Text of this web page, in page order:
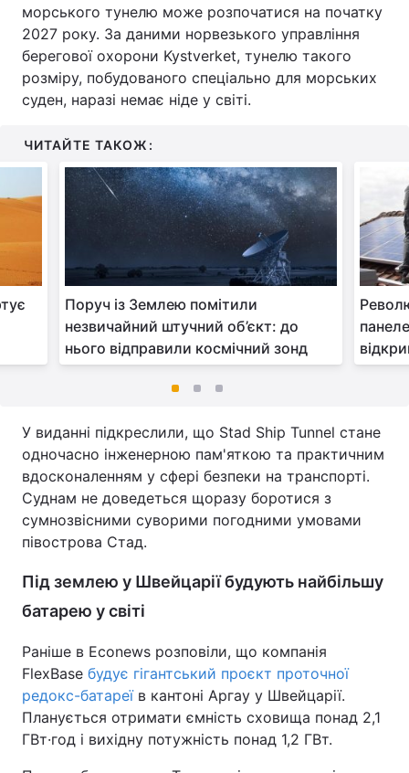
морського тунелю може розпочатися на початку
2027 року. За даними норвезького управління
берегової охорони Kystverket, тунелю такого
розміру, побудованого спеціально для морських
суден, наразі немає ніде у світі.
ЧИТАЙТЕ ТАКОЖ:
Поруч із Землею помітили
незвичайний штучний об’єкт: до
нього відправили космічний зонд
У виданні підкреслили, що Stad Ship Tunnel стане
одночасно інженерною пам'яткою та практичним
вдосконаленням у сфері безпеки на транспорті.
Суднам не доведеться щоразу боротися з
сумнозвісними суворими погодними умовами
півострова Стад.
Під землею у Швейцарії будують найбільшу
батарею у світі
Раніше в Econews розповіли, що компанія
FlexBase будує гігантський проєкт проточної
редокс-батареїв кантоні Аргау у Швейцарії.
Планується отримати ємність сховища понад 2,1
ГВт·год і вихідну потужність понад 1,2 ГВт.